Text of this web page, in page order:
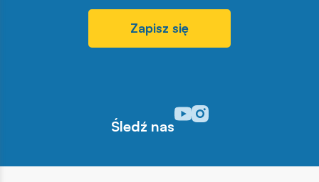
Zapisz się
Śledź nas
Odwiedź nasz profil w
Odwiedź nasz profil w